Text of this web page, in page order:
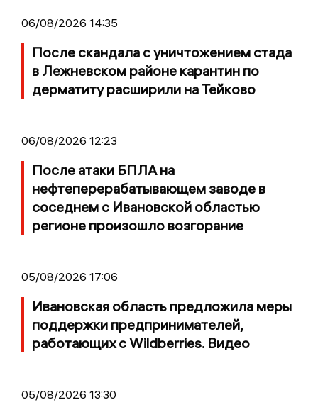
06/08/2026 14:35
После скандала с уничтожением стада
в Лежневском районе карантин по
дерматиту расширили на Тейково
06/08/2026 12:23
После атаки БПЛА на
нефтеперерабатывающем заводе в
соседнем с Ивановской областью
регионе произошло возгорание
05/08/2026 17:06
Ивановская область предложила меры
поддержки предпринимателей,
работающих с Wildberries. Видео
05/08/2026 13:30